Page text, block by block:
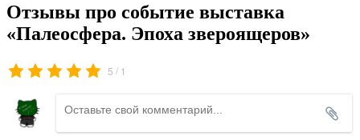
Отзывы про событие выставка
«Палеосфера. Эпоха звероящеров»
5 / 1